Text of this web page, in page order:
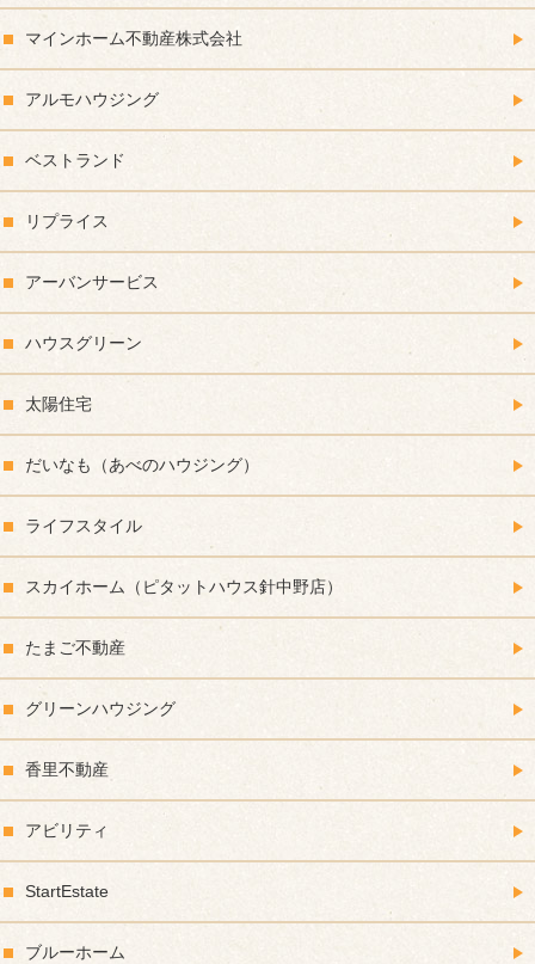
マインホーム不動産株式会社
アルモハウジング
ベストランド
リプライス
アーバンサービス
ハウスグリーン
太陽住宅
だいなも（あべのハウジング）
ライフスタイル
スカイホーム（ピタットハウス針中野店）
たまご不動産
グリーンハウジング
香里不動産
アビリティ
StartEstate
ブルーホーム